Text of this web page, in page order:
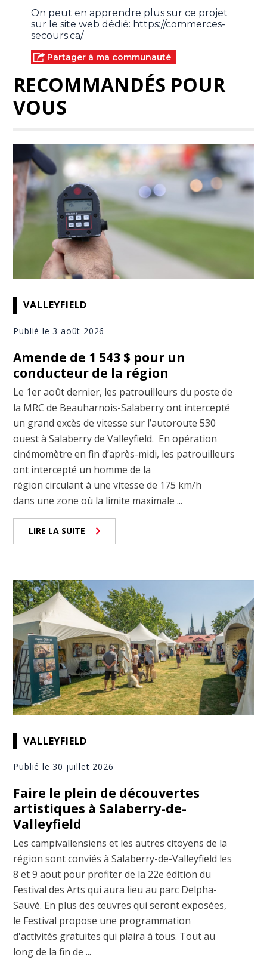
On peut en apprendre plus sur ce projet
sur le site web dédié: https://commerces-
secours.ca/.
Partager à ma communauté
RECOMMANDÉS POUR
VOUS
VALLEYFIELD
Publié le 3 août 2026
Amende de 1 543 $ pour un
conducteur de la région
Le 1er août dernier, les patrouilleurs du poste de
la MRC de Beauharnois-Salaberry ont intercepté
un grand excès de vitesse sur l’autoroute 530
ouest à Salaberry de Valleyfield. En opération
cinémomètre en fin d’après-midi, les patrouilleurs
ont intercepté un homme de la
région circulant à une vitesse de 175 km/h
dans une zone où la limite maximale ...
LIRE LA SUITE
VALLEYFIELD
Publié le 30 juillet 2026
Faire le plein de découvertes
artistiques à Salaberry-de-
Valleyfield
Les campivallensiens et les autres citoyens de la
région sont conviés à Salaberry-de-Valleyfield les
8 et 9 aout pour profiter de la 22e édition du
Festival des Arts qui aura lieu au parc Delpha-
Sauvé. En plus des œuvres qui seront exposées,
le Festival propose une programmation
d'activités gratuites qui plaira à tous. Tout au
long de la fin de ...